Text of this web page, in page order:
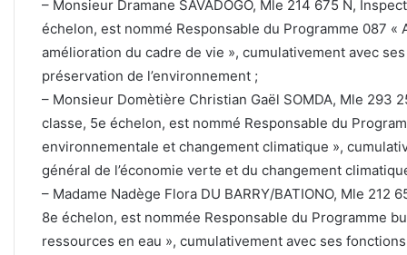
– Monsieur Dramane SAVADOGO, Mle 214 675 N,
échelon, est nommé Responsable du Programme 087 «
amélioration du cadre de vie », cumulativement avec
préservation de l’environnement ;
– Monsieur Domètière Christian Gaël SOMDA, Mle 293
classe, 5e échelon, est nommé Responsable du
environnementale et changement climatique »,
général de l’économie verte et du changement
– Madame Nadège Flora DU BARRY/BATIONO, Mle
8e échelon, est nommée Responsable du Programme
ressources en eau », cumulativement avec ses